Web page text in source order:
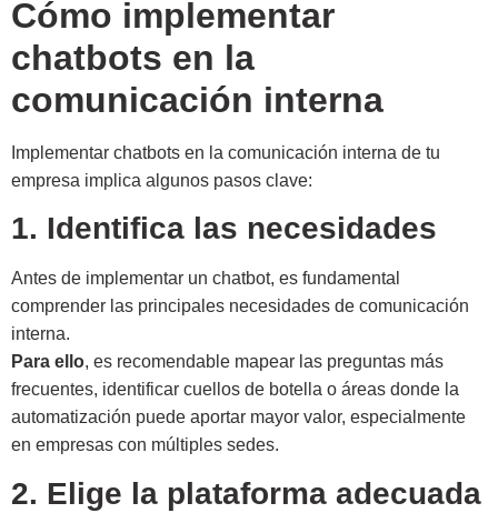
Cómo implementar
chatbots en la
comunicación interna
Implementar chatbots en la comunicación interna de tu
empresa implica algunos pasos clave:
1. Identifica las necesidades
Antes de implementar un chatbot, es fundamental
comprender las principales necesidades de comunicación
interna.
Para ello, es recomendable mapear las preguntas más
frecuentes, identificar cuellos de botella o áreas donde la
automatización puede aportar mayor valor, especialmente
en empresas con múltiples sedes.
2. Elige la plataforma adecuada